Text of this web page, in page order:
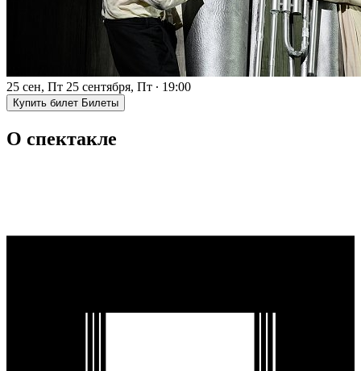
25 сен, Пт 25 сентября, Пт ∙ 19:00
Купить билет Билеты
О спектакле